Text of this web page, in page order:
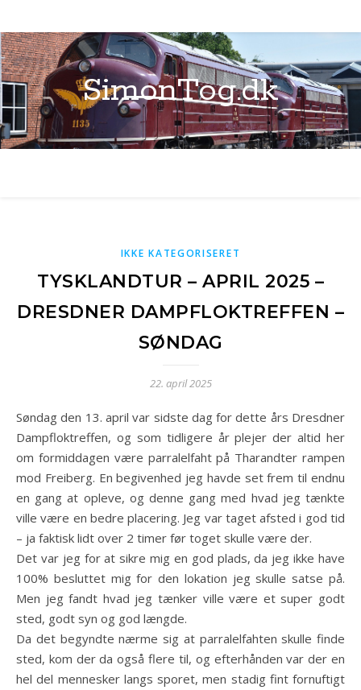
SimonTog.dk
IKKE KATEGORISERET
TYSKLANDTUR – APRIL 2025 –
DRESDNER DAMPFLOKTREFFEN –
SØNDAG
22. april 2025
Søndag den 13. april var sidste dag for dette års Dresdner
Dampfloktreffen, og som tidligere år plejer der altid her
om formiddagen være parralelfaht på Tharandter rampen
mod Freiberg. En begivenhed jeg havde set frem til endnu
en gang at opleve, og denne gang med hvad jeg tænkte
ville være en bedre placering. Jeg var taget afsted i god tid
– ja faktisk lidt over 2 timer før toget skulle være der.
Det var jeg for at sikre mig en god plads, da jeg ikke have
100% besluttet mig for den lokation jeg skulle satse på.
Men jeg fandt hvad jeg tænker ville være et super godt
sted, godt syn og god længde.
Da det begyndte nærme sig at parralelfahten skulle finde
sted, kom der da også flere til, og efterhånden var der en
hel del mennesker langs sporet, men stadig fint fornuftigt